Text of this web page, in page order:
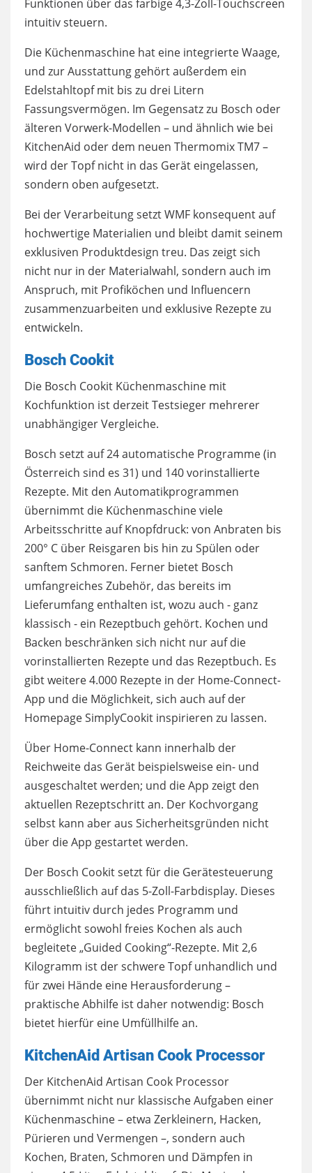
Funktionen über das farbige 4,3-Zoll-Touchscreen
intuitiv steuern.
Die Küchenmaschine hat eine integrierte Waage,
und zur Ausstattung gehört außerdem ein
Edelstahltopf mit bis zu drei Litern
Fassungsvermögen. Im Gegensatz zu Bosch oder
älteren Vorwerk-Modellen – und ähnlich wie bei
KitchenAid oder dem neuen Thermomix TM7 –
wird der Topf nicht in das Gerät eingelassen,
sondern oben aufgesetzt.
Bei der Verarbeitung setzt WMF konsequent auf
hochwertige Materialien und bleibt damit seinem
exklusiven Produktdesign treu. Das zeigt sich
nicht nur in der Materialwahl, sondern auch im
Anspruch, mit Profiköchen und Influencern
zusammenzuarbeiten und exklusive Rezepte zu
entwickeln.
Bosch Cookit
Die Bosch Cookit Küchenmaschine mit
Kochfunktion ist derzeit Testsieger mehrerer
unabhängiger Vergleiche.
Bosch setzt auf 24 automatische Programme (in
Österreich sind es 31) und 140 vorinstallierte
Rezepte. Mit den Automatikprogrammen
übernimmt die Küchenmaschine viele
Arbeitsschritte auf Knopfdruck: von Anbraten bis
200° C über Reisgaren bis hin zu Spülen oder
sanftem Schmoren. Ferner bietet Bosch
umfangreiches Zubehör, das bereits im
Lieferumfang enthalten ist, wozu auch - ganz
klassisch - ein Rezeptbuch gehört. Kochen und
Backen beschränken sich nicht nur auf die
vorinstallierten Rezepte und das Rezeptbuch. Es
gibt weitere 4.000 Rezepte in der Home-Connect-
App und die Möglichkeit, sich auch auf der
Homepage SimplyCookit inspirieren zu lassen.
Über Home-Connect kann innerhalb der
Reichweite das Gerät beispielsweise ein- und
ausgeschaltet werden; und die App zeigt den
aktuellen Rezeptschritt an. Der Kochvorgang
selbst kann aber aus Sicherheitsgründen nicht
über die App gestartet werden.
Der Bosch Cookit setzt für die Gerätesteuerung
ausschließlich auf das 5-Zoll-Farbdisplay. Dieses
führt intuitiv durch jedes Programm und
ermöglicht sowohl freies Kochen als auch
begleitete „Guided Cooking“-Rezepte. Mit 2,6
Kilogramm ist der schwere Topf unhandlich und
für zwei Hände eine Herausforderung –
praktische Abhilfe ist daher notwendig: Bosch
bietet hierfür eine Umfüllhilfe an.
KitchenAid Artisan Cook Processor
Der KitchenAid Artisan Cook Processor
übernimmt nicht nur klassische Aufgaben einer
Küchenmaschine – etwa Zerkleinern, Hacken,
Pürieren und Vermengen –, sondern auch
Kochen, Braten, Schmoren und Dämpfen in